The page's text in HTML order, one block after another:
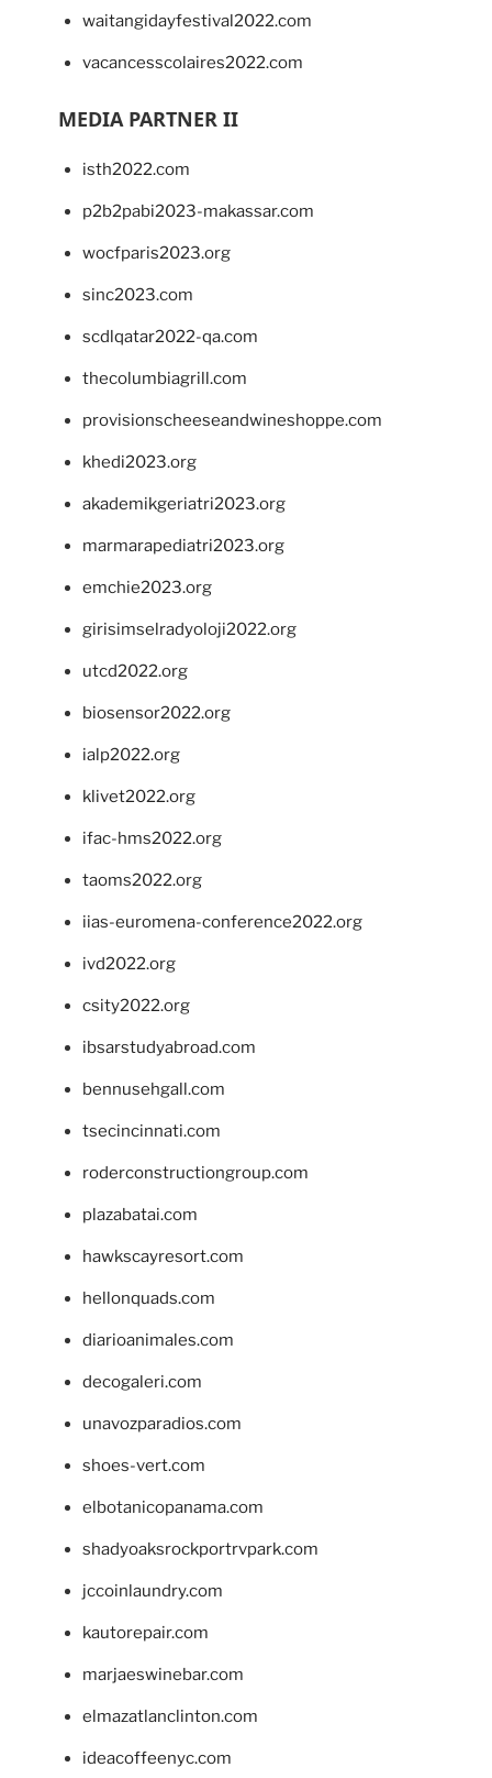
waitangidayfestival2022.com
vacancesscolaires2022.com
MEDIA PARTNER II
isth2022.com
p2b2pabi2023-makassar.com
wocfparis2023.org
sinc2023.com
scdlqatar2022-qa.com
thecolumbiagrill.com
provisionscheeseandwineshoppe.com
khedi2023.org
akademikgeriatri2023.org
marmarapediatri2023.org
emchie2023.org
girisimselradyoloji2022.org
utcd2022.org
biosensor2022.org
ialp2022.org
klivet2022.org
ifac-hms2022.org
taoms2022.org
iias-euromena-conference2022.org
ivd2022.org
csity2022.org
ibsarstudyabroad.com
bennusehgall.com
tsecincinnati.com
roderconstructiongroup.com
plazabatai.com
hawkscayresort.com
hellonquads.com
diarioanimales.com
decogaleri.com
unavozparadios.com
shoes-vert.com
elbotanicopanama.com
shadyoaksrockportrvpark.com
jccoinlaundry.com
kautorepair.com
marjaeswinebar.com
elmazatlanclinton.com
ideacoffeenyc.com